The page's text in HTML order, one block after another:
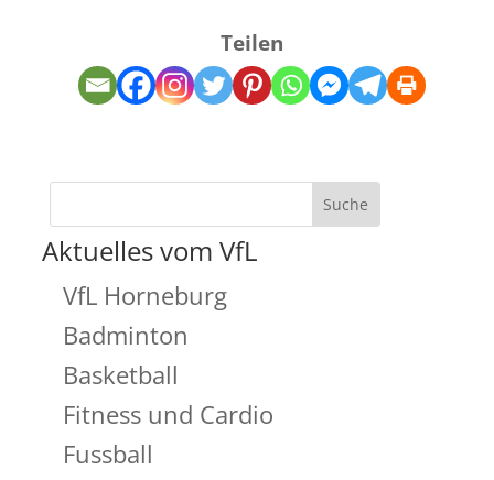
Teilen
Aktuelles vom VfL
VfL Horneburg
Badminton
Basketball
Fitness und Cardio
Fussball